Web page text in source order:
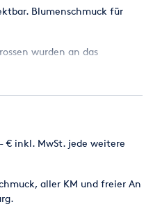
Blumenschmuck für
wurden an das
aller KM und freier An
nach Zone
€ inkl. MwSt.
€ inkl. MwSt. jede weitere
aller KM und freier An